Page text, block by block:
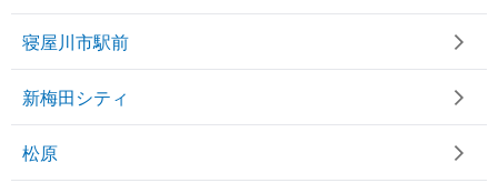
寝屋川市駅前
新梅田シティ
松原